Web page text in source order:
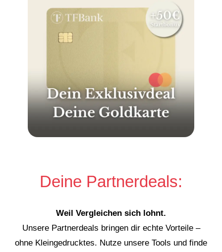
Deine Partnerdeals:
Weil Vergleichen sich lohnt.
Unsere Partnerdeals bringen dir echte Vorteile –
ohne Kleingedrucktes. Nutze unsere Tools und finde